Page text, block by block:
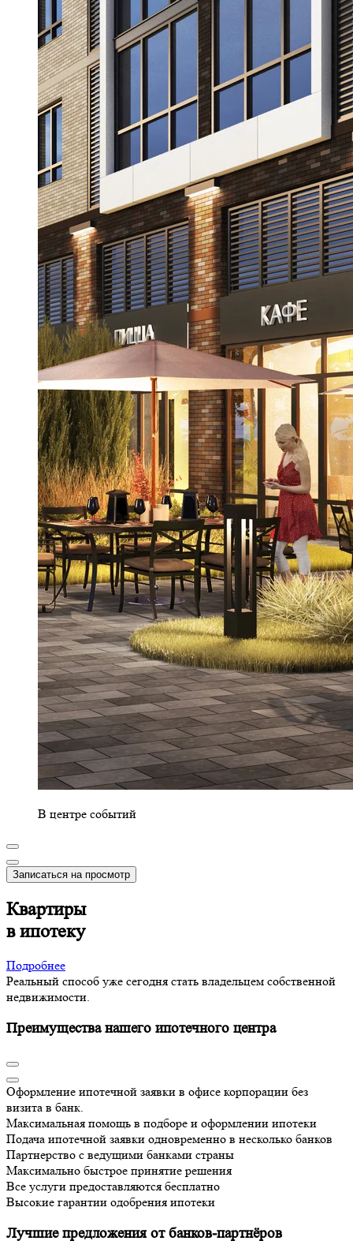
В центре событий
Записаться на просмотр
Квартиры
в ипотеку
Подробнее
Реальный способ уже сегодня стать владельцем собственной
недвижимости.
Преимущества нашего ипотечного центра
Оформление ипотечной заявки в офисе корпорации без
визита в банк.
Максимальная помощь в подборе и оформлении ипотеки
Подача ипотечной заявки одновременно в несколько банков
Партнерство с ведущими банками страны
Максимально быстрое принятие решения
Все услуги предоставляются бесплатно
Высокие гарантии одобрения ипотеки
Лучшие предложения от банков-партнёров